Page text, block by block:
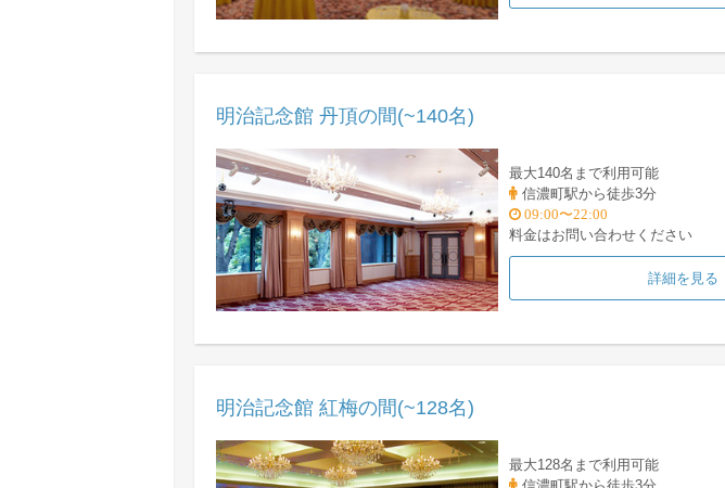
明治記念館 丹頂の間(~140名)
最大140名まで利用可能
信濃町駅から徒歩3分
09:00〜22:00
料金はお問い合わせください
詳細を見る
明治記念館 紅梅の間(~128名)
最大128名まで利用可能